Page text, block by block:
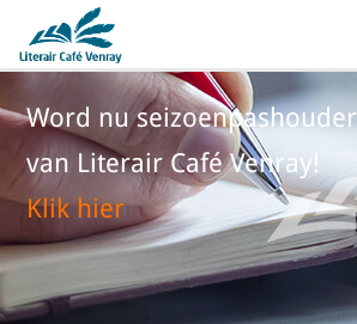
Word nu seizoenpashouder
van Literair Café Venray!
Klik hier